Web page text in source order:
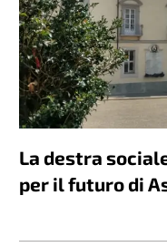
La destra
per il futuro di